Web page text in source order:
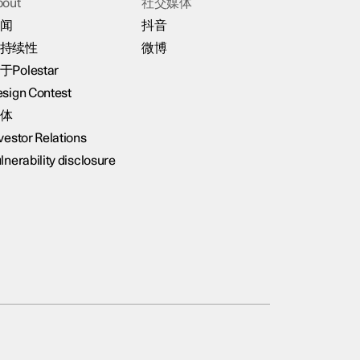
续性
Polestar
Contest
Relations
disclosure
社交媒体
抖音
微博